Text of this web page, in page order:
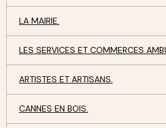
LA MAIRIE.
LES SERVICES ET COMMERCES
ARTISTES ET ARTISANS.
CANNES EN BOIS.